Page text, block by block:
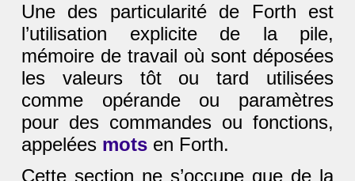
Une des particularité de Forth est
l’utilisation explicite de la pile,
mémoire de travail où sont déposées
les valeurs tôt ou tard utilisées
comme opérande ou paramètres
pour des commandes ou fonctions,
appelées mots en Forth.
Cette section ne s’occupe que de la